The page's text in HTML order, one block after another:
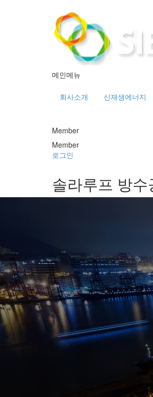
메인메뉴
회사소개 신재생에너지
Member
Member
로그인
솔라루프 방수